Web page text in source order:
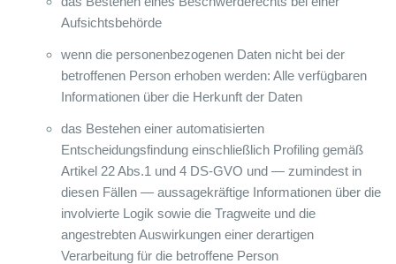
Aufsichtsbehörde
wenn die personenbezogenen Daten nicht bei der
betroffenen Person erhoben werden: Alle verfügbaren
Informationen über die Herkunft der Daten
das Bestehen einer automatisierten
Entscheidungsfindung einschließlich Profiling gemäß
Artikel 22 Abs.1 und 4 DS-GVO und — zumindest in
diesen Fällen — aussagekräftige Informationen über die
involvierte Logik sowie die Tragweite und die
angestrebten Auswirkungen einer derartigen
Verarbeitung für die betroffene Person